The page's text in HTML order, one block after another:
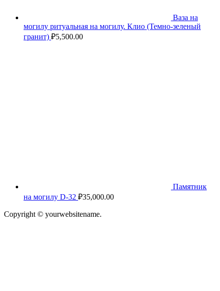
Ваза на
могилу ритуальная на могилу. Клио (Темно-зеленый
гранит) ₽5,500.00
Памятник
на могилу D-32 ₽35,000.00
Copyright © yourwebsitename.